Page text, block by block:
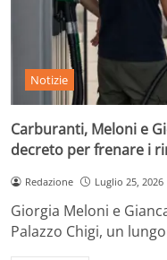
Notizie
Carburanti, Meloni e
decreto per frenare i
Redazione Luglio 25, 2026
Giorgia Meloni e
Palazzo Chigi, un